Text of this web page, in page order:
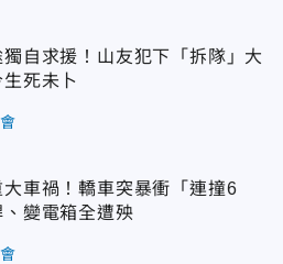
獨自求援！山友犯下「拆隊」大
死未卜
大車禍！轎車突暴衝「連撞6
變電箱全遭殃